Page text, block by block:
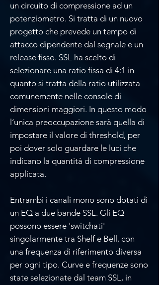
un circuito di compressione ad un
potenziometro. Si tratta di un nuovo
progetto che prevede un tempo di
attacco dipendente dal segnale e un
release fisso. SSL ha scelto di
selezionare una ratio fissa di 4:1 in
quanto si tratta della ratio utilizzata
comunemente nelle console di
dimensioni maggiori. In questo modo
l’unica preoccupazione sarà quella di
impostare il valore di threshold, per
poi dover solo guardare le luci che
indicano la quantità di compressione
applicata.
Entrambi i canali mono sono dotati di
un EQ a due bande SSL. Gli EQ
possono essere 'switchati'
singolarmente tra Shelf e Bell, con
una frequenza di riferimento diversa
per ogni tipo. Curve e frequenze sono
state selezionate dal team SSL, in